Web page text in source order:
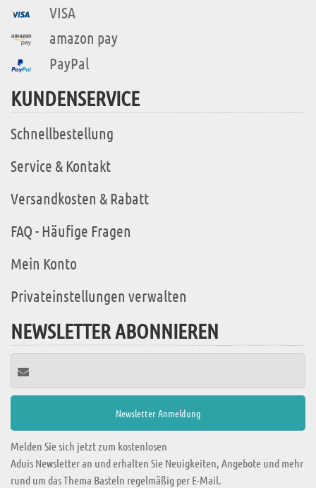
VISA
amazon pay
PayPal
KUNDENSERVICE
Schnellbestellung
Service & Kontakt
Versandkosten & Rabatt
FAQ - Häufige Fragen
Mein Konto
Privateinstellungen verwalten
NEWSLETTER ABONNIEREN
Melden Sie sich jetzt zum kostenlosen
Aduis Newsletter an und erhalten Sie Neuigkeiten, Angebote und mehr
rund um das Thema Basteln regelmäßig per E-Mail.